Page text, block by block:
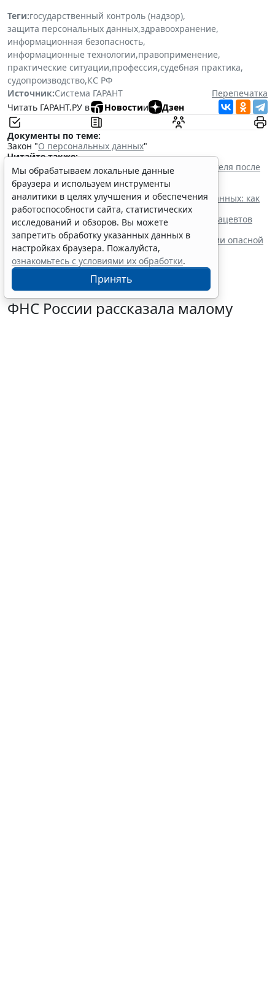
Теги:государственный контроль (надзор),
защита персональных данных,здравоохранение,
информационная безопасность,
информационные технологии,правоприменение,
практические ситуации,профессия,судебная практика,
судопроизводство,КС РФ
Источник:Система ГАРАНТ
Перепечатка
Читать ГАРАНТ.РУ в
Новостии Дзен
Документы по теме:
Закон "О персональных данных"
Читайте также:
Прием на работу: как законно проверить соискателя после
ужесточения ответственности за нарушение
законодательства о персональных данных
Политика конфиденциальности персональных данных: как
составить и где разместить
Новые номенклатуры для медработников и фармацевтов
вступят в силу с осени
Процедуру приостановки или запрета реализации опасной
продукции оптимизируют
ФНС России рассказала малому
Мы обрабатываем локальные данные
браузера и используем инструменты
аналитики в целях улучшения и обеспечения
работоспособности сайта, статистических
исследований и обзоров. Вы можете
запретить обработку указанных данных в
настройках браузера. Пожалуйста,
ознакомьтесь с условиями их обработки.
Принять